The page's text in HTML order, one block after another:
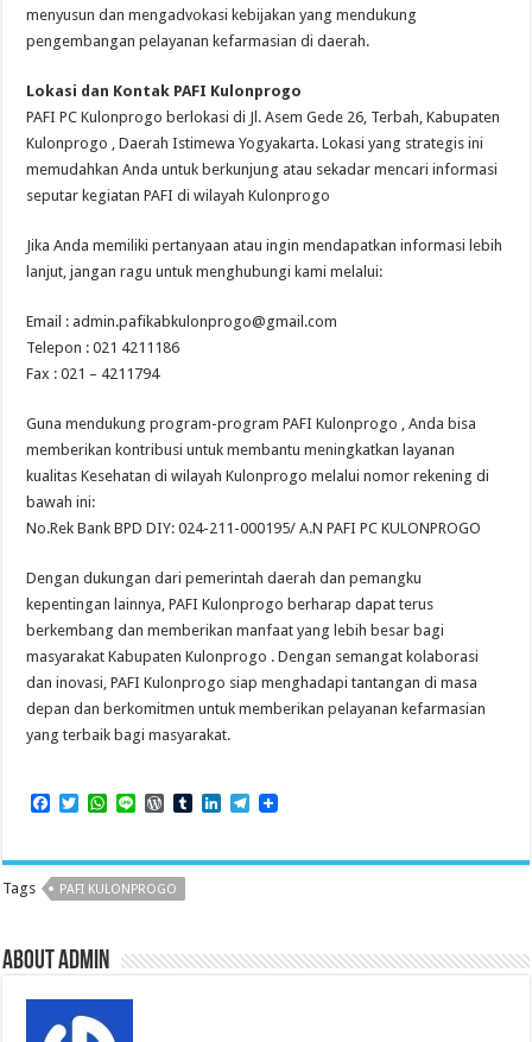
menyusun dan mengadvokasi kebijakan yang mendukung
pengembangan pelayanan kefarmasian di daerah.
Lokasi dan Kontak PAFI Kulonprogo
PAFI PC Kulonprogo berlokasi di Jl. Asem Gede 26, Terbah, Kabupaten
Kulonprogo , Daerah Istimewa Yogyakarta. Lokasi yang strategis ini
memudahkan Anda untuk berkunjung atau sekadar mencari informasi
seputar kegiatan PAFI di wilayah Kulonprogo
Jika Anda memiliki pertanyaan atau ingin mendapatkan informasi lebih
lanjut, jangan ragu untuk menghubungi kami melalui:
Email : admin.pafikabkulonprogo@gmail.com
Telepon : 021 4211186
Fax : 021 – 4211794
Guna mendukung program-program PAFI Kulonprogo , Anda bisa
memberikan kontribusi untuk membantu meningkatkan layanan
kualitas Kesehatan di wilayah Kulonprogo melalui nomor rekening di
bawah ini:
No.Rek Bank BPD DIY: 024-211-000195/ A.N PAFI PC KULONPROGO
Dengan dukungan dari pemerintah daerah dan pemangku
kepentingan lainnya, PAFI Kulonprogo berharap dapat terus
berkembang dan memberikan manfaat yang lebih besar bagi
masyarakat Kabupaten Kulonprogo . Dengan semangat kolaborasi
dan inovasi, PAFI Kulonprogo siap menghadapi tantangan di masa
depan dan berkomitmen untuk memberikan pelayanan kefarmasian
yang terbaik bagi masyarakat.
F
e
b
o
T
t
t
e
W
t
s
A
L
e
W
d
P
r
s
T
b
L
k
T
e
Tags PAFI KULONPROGO
About admin